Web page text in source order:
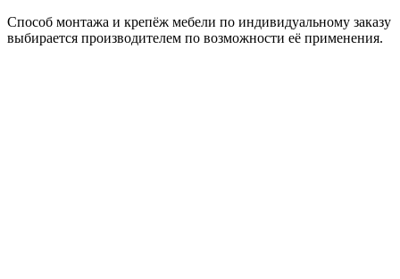
Способ монтажа и крепёж мебели по индивидуальному заказу
выбирается производителем по возможности её применения.